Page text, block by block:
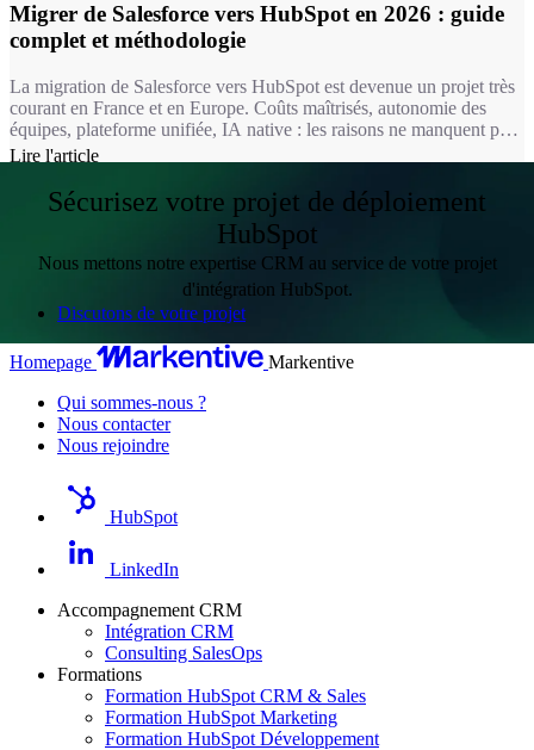
Migrer de Salesforce vers HubSpot en 2026 : guide
complet et méthodologie
La migration de Salesforce vers HubSpot est devenue un projet très
courant en France et en Europe. Coûts maîtrisés, autonomie des
équipes, plateforme unifiée, IA native : les raisons ne manquent pas.
Encore faut-il mener cette transition avec rigueur. C'est exactement
Lire l'article
Sécurisez votre projet de déploiement
HubSpot
Nous mettons notre expertise CRM au service de votre projet
d'intégration HubSpot.
Discutons de votre projet
Homepage
Markentive
Qui sommes-nous ?
Nous contacter
Nous rejoindre
HubSpot
LinkedIn
Accompagnement CRM
Intégration CRM
Consulting SalesOps
Formations
Formation HubSpot CRM & Sales
Formation HubSpot Marketing
Formation HubSpot Développement